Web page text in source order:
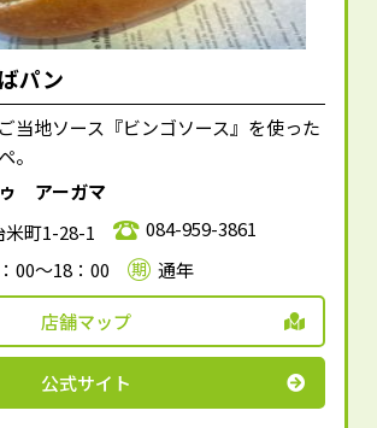
パン
当地ソース『ビンゴソース』を使った
。
アーガマ
町1-28-1
084-959-3861
00～18：00 通年
店舗マップ
公式サイト